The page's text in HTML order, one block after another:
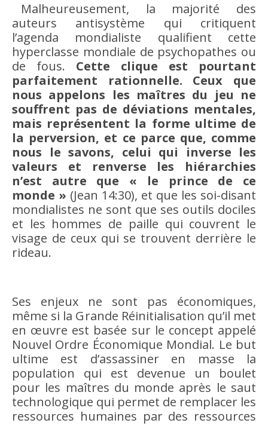
Malheureusement, la majorité des
auteurs antisystème qui critiquent
l’agenda mondialiste qualifient cette
hyperclasse mondiale de psychopathes ou
de fous. Cette clique est pourtant
parfaitement rationnelle. Ceux que
nous appelons les maîtres du jeu ne
souffrent pas de déviations mentales,
mais représentent la forme ultime de
la perversion, et ce parce que, comme
nous le savons, celui qui inverse les
valeurs et renverse les hiérarchies
n’est autre que « le prince de ce
monde » (Jean 14:30), et que les soi-disant
mondialistes ne sont que ses outils dociles
et les hommes de paille qui couvrent le
visage de ceux qui se trouvent derrière le
rideau.
Ses enjeux ne sont pas économiques,
même si la Grande Réinitialisation qu’il met
en œuvre est basée sur le concept appelé
Nouvel Ordre Économique Mondial. Le but
ultime est d’assassiner en masse la
population qui est devenue un boulet
pour les maîtres du monde après le saut
technologique qui permet de remplacer les
ressources humaines par des ressources